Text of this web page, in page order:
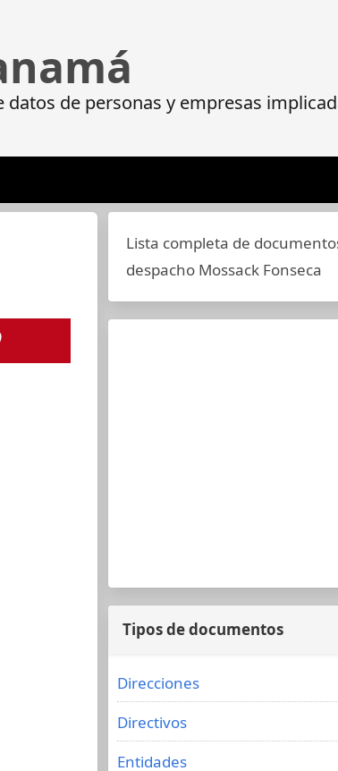
datos de personas y empresas
Lista completa de
despacho Mossack Fonseca
Tipos de documentos
Direcciones
Directivos
Entidades